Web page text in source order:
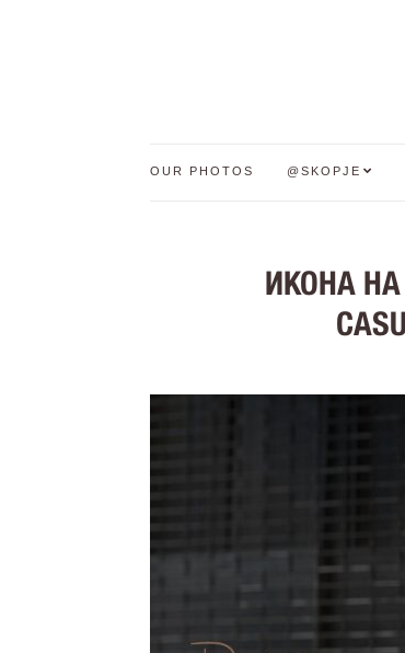
OUR PHOTOS @SKOPJE
ИКОНА НА